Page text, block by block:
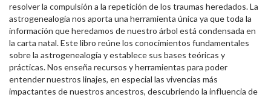
resolver la compulsión a la repetición de los traumas heredados. La
astrogenealogía nos aporta una herramienta única ya que toda la
información que heredamos de nuestro árbol está condensada en
la carta natal. Este libro reúne los conocimientos fundamentales
sobre la astrogenealogía y establece sus bases teóricas y
prácticas. Nos enseña recursos y herramientas para poder
entender nuestros linajes, en especial las vivencias más
impactantes de nuestros ancestros, descubriendo la influencia de